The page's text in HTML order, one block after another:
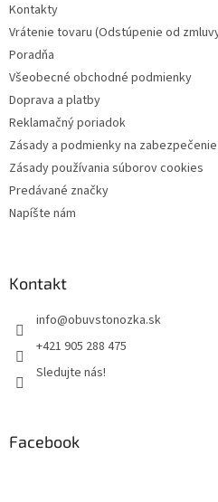
Kontakty
Vrátenie tovaru (Odstúpenie od
Poradňa
Všeobecné obchodné podmienky
Doprava a platby
Reklamačný poriadok
Zásady a podmienky na
Zásady používania súborov cookies
Predávané značky
Napíšte nám
Kontakt
info@obuvstonozka.sk
+421 905 288 475
Sledujte nás!
Facebook